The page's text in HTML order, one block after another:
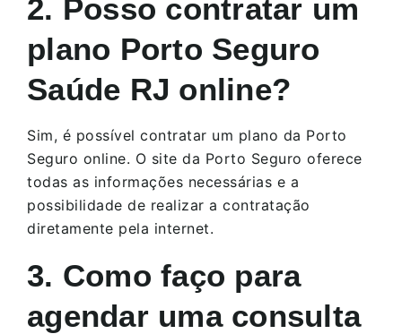
2. Posso contratar um
plano Porto Seguro
Saúde RJ online?
Sim, é possível contratar um plano da Porto
Seguro online. O site da Porto Seguro oferece
todas as informações necessárias e a
possibilidade de realizar a contratação
diretamente pela internet.
3. Como faço para
agendar uma consulta